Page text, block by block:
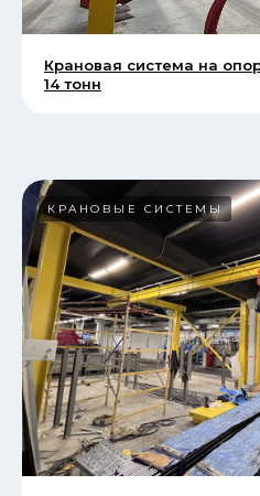
Крановая система на
14 тонн
КРАНОВЫЕ СИСТЕМЫ